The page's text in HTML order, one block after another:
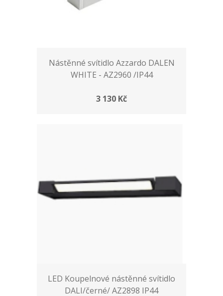
Nástěnné svítidlo Azzardo DALEN
WHITE - AZ2960 /IP44
3 130 Kč
LED Koupelnové nástěnné svítidlo
DALI/černé/ AZ2898 IP44